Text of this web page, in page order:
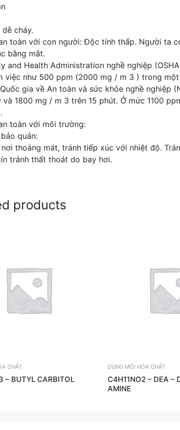
cháy.
toàn với con người: Độc tính thấp. Người ta
bằng mắt.
and Health Administration nghề nghiệp
việc như 500 ppm (2000 mg / m 3 ) trong
gia về An toàn và sức khỏe nghề nghiệp
1800 mg / m 3 trên 15 phút. Ở mức 1100
toàn với môi trường:
quản:
nơi thoáng mát, tránh tiếp xúc với nhiệt độ.
tránh thất thoát do bay hơi.
products
CHẤT
– BUTYL CARBITOL
DUNG MÔI HÓA CHẤT
C4H11NO2 – DEA –
AMINE